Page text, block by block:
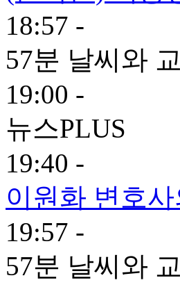
18:57 -
57분 날씨와
19:00 -
뉴스PLUS
19:40 -
이원화 변호
19:57 -
57분 날씨와